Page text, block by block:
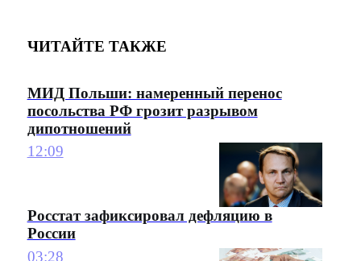
ЧИТАЙТЕ ТАКЖЕ
МИД Польши: намеренный перенос
посольства РФ грозит разрывом
дипотношений
12:09
Росстат зафиксировал дефляцию в
России
03:28